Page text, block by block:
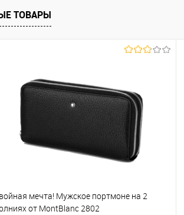
ТОВАРЫ
мечта! Мужское портмоне на 2
от MontBlanc 2802